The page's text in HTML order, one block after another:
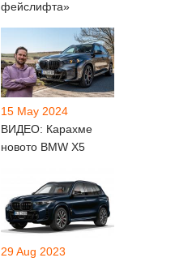
фейслифта»
15 May 2024
ВИДЕО: Карахме
новото BMW X5
29 Aug 2023